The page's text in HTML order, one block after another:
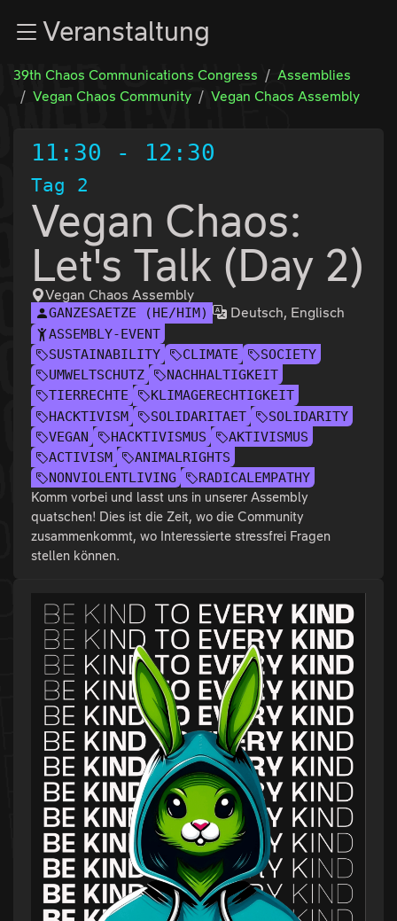
Zum InhaltVeranstaltung
39th Chaos Communications Congress
Assemblies
Vegan Chaos Community
Vegan Chaos Assembly
11:30 - 12:30
Tag 2
Vegan Chaos:
Let's Talk (Day 2)
Vegan Chaos Assembly
GANZESAETZE (HE/HIM) Deutsch, Englisch
ASSEMBLY-EVENT
SUSTAINABILITY
CLIMATE
SOCIETY
UMWELTSCHUTZ
NACHHALTIGKEIT
TIERRECHTE
KLIMAGERECHTIGKEIT
HACKTIVISM
SOLIDARITAET
SOLIDARITY
VEGAN
HACKTIVISMUS
AKTIVISMUS
ACTIVISM
ANIMALRIGHTS
NONVIOLENTLIVING
RADICALEMPATHY
Komm vorbei und lasst uns in unserer Assembly
quatschen! Dies ist die Zeit, wo die Community
zusammenkommt, wo Interessierte stressfrei Fragen
stellen können.